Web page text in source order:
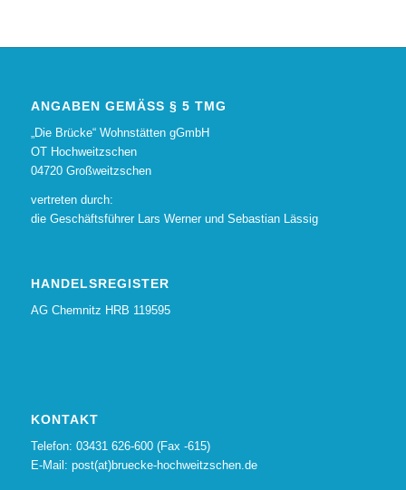
ANGABEN GEMÄSS § 5 TMG
„Die Brücke“ Wohnstätten gGmbH
OT Hochweitzschen
04720 Großweitzschen
vertreten durch:
die Geschäftsführer Lars Werner und Sebastian Lässig
HANDELSREGISTER
AG Chemnitz HRB 119595
KONTAKT
Telefon: 03431 626-600 (Fax -615)
E-Mail: post(at)bruecke-hochweitzschen.de